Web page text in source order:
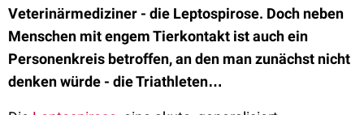
Veterinärmediziner - die Leptospirose. Doch neben
Menschen mit engem Tierkontakt ist auch ein
Personenkreis betroffen, an den man zunächst nicht
denken würde - die Triathleten…